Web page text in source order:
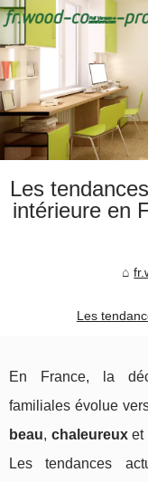
Les
intérieure en
Les
En France, la
familiales évolue
beau, chaleureuxet
Les tendances